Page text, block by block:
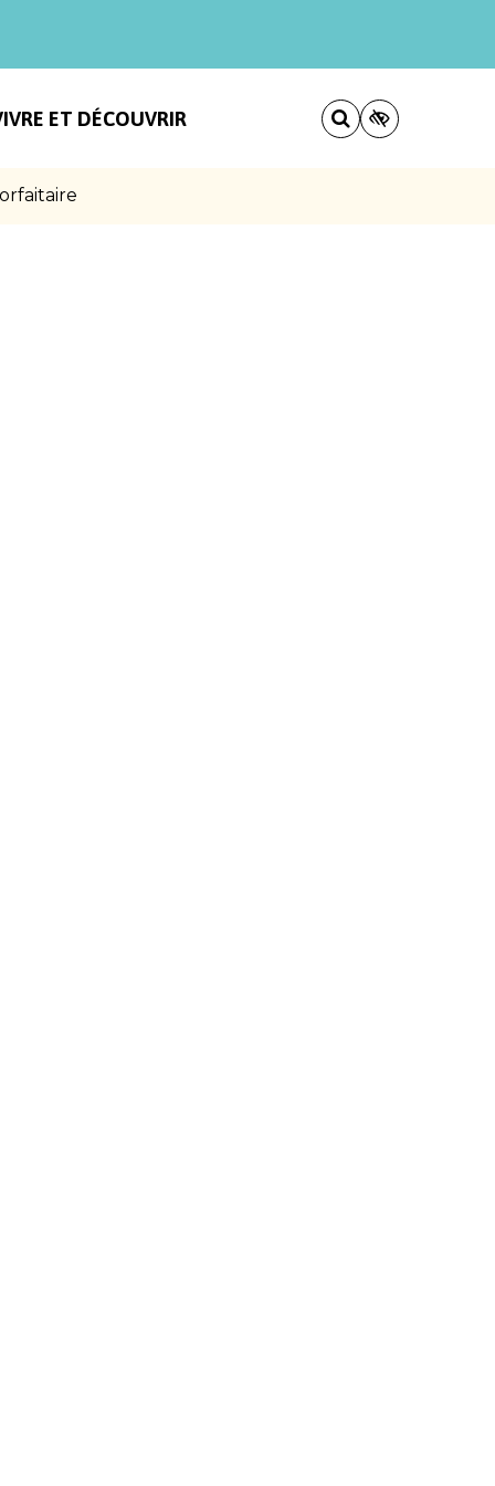
ET DÉCOUVRIR